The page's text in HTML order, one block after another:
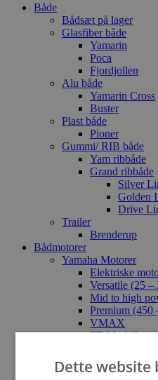
Både
Bådsæt på lager
Glasfiber både
Yamarin
Poca
Fjordjollen
Alu både
Yamarin Cross
Buster
Plast både
Pioner
Gummi/ RIB både
Yam ribbåde
Grand ribbåde
Silver
Golden
Drive
Trailer
Brenderup
Bådmotorer
Yamaha Motorer
Elektriske
Versatile (25 –
Mid to high
Premium (450
VMAX
FT-Modeller
Torqeedo
Indenbordsmotor
Dette website